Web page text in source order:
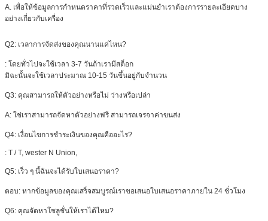
A. เพื่อให้ข้อมูลการกำหนดราคาที่รวดเร็วและแม่นยำเราต้องการรายละเอียดบาง
อย่างเกี่ยวกับเครื่อง
Q2: เวลาการจัดส่งของคุณนานแค่ไหน?
: โดยทั่วไปจะใช้เวลา 3-7 วันถ้าเรามีสต็อก
มิฉะนั้นจะใช้เวลาประมาณ 10-15 วันขึ้นอยู่กับจำนวน
Q3: คุณสามารถให้ตัวอย่างหรือไม่ ว่างหรือเปล่า
A: ใช่เราสามารถจัดหาตัวอย่างฟรี สามารถเจรจาค่าขนส่ง
Q4: เงื่อนไขการชำระเงินของคุณคืออะไร?
: T / T, wester N Union,
Q5: เร็ว ๆ นี้ฉันจะได้รับใบเสนอราคา?
ตอบ: หากข้อมูลของคุณเสร็จสมบูรณ์เราขอเสนอใบเสนอราคาภายใน 24 ชั่วโมง
Q6: คุณจัดหาโซลูชั่นให้เราได้ไหม?